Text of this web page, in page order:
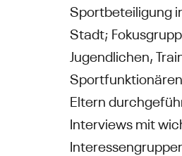
Sportbeteiligung
Stadt;
Jugendlichen,
Eltern
Interviews mit